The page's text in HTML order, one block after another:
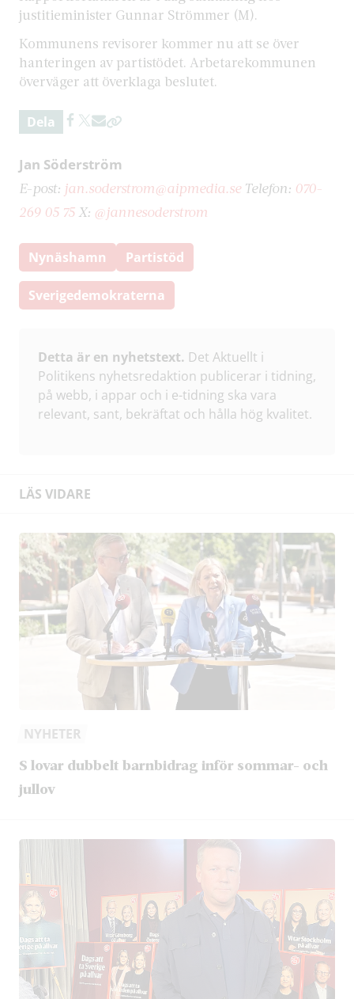
justitieminister Gunnar Strömmer (M).
Kommunens revisorer kommer nu att se över
hanteringen av partistödet. Arbetarekommunen
överväger att överklaga beslutet.
Dela
Jan Söderström
E-post: jan.soderstrom@aipmedia.seTelefon: 070-
269 05 75 X: @jannesoderstrom
Nynäshamn Partistöd
Sverigedemokraterna
Detta är en nyhetstext. Det Aktuellt i
Politikens nyhetsredaktion publicerar i tidning,
på webb, i appar och i e-tidning ska vara
relevant, sant, bekräftat och hålla hög kvalitet.
LÄS VIDARE
NYHETER
S lovar dubbelt barnbidrag inför sommar- och
jullov